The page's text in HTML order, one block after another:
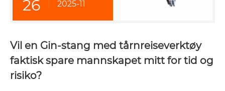
26 2025-11
Vil en Gin-stang med tårnreiseverktøy
faktisk spare mannskapet mitt for tid og
risiko?